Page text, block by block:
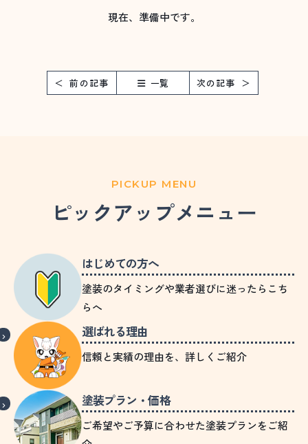
現在、準備中です。
前の記事 一覧 次の記事
PICKUP MENU
ピックアップメニュー
はじめての方へ
塗装のタイミングや業者選びに迷ったらこち
らへ
選ばれる理由
信頼と実績の理由を、詳しくご紹介
塗装プラン・価格
ご希望やご予算に合わせた塗装プランをご紹